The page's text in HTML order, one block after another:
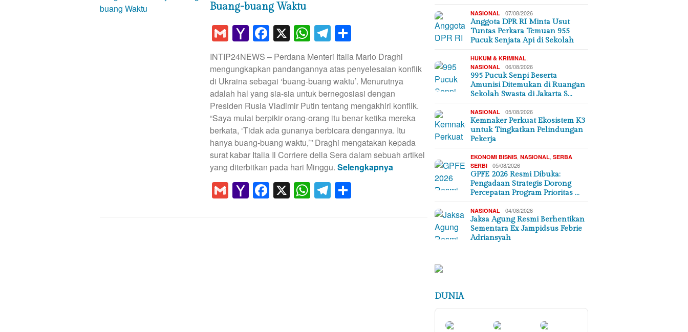
Buang-buang Waktu
GmailYahoo
Mail
Facebook
X WhatsApp
Telegram
INTIP24NEWS – Perdana Menteri Italia Mario Draghi
mengungkapkan pandangannya atas penyelesaian konflik
di Ukraina sebagai ‘buang-buang waktu’. Menurutnya
adalah hal yang sia-sia untuk bernegosiasi dengan
Presiden Rusia Vladimir Putin tentang mengakhiri konflik.
“Saya mulai berpikir orang-orang itu benar ketika mereka
berkata, ‘Tidak ada gunanya berbicara dengannya. Itu
hanya buang-buang waktu,’” Draghi mengatakan kepada
surat kabar Italia Il Corriere della Sera dalam sebuah artikel
yang diterbitkan pada hari Minggu. Selengkapnya
GmailYahoo
Mail
Facebook
X WhatsApp
Telegram
NASIONAL 07/08/2026
Anggota DPR RI Minta Usut
Tuntas Perkara Temuan 955
Pucuk Senjata Api di Sekolah
HUKUM & KRIMINAL
NASIONAL 06/08/2026
995 Pucuk Senpi Beserta
Amunisi Ditemukan di Ruangan
Sekolah Swasta di Jakarta S…
NASIONAL 05/08/2026
Kemnaker Perkuat Ekosistem K3
untuk Tingkatkan Pelindungan
Pekerja
EKONOMI BISNIS ,NASIONAL ,SERBA
SERBI
05/08/2026
GPFE 2026 Resmi Dibuka:
Pengadaan Strategis Dorong
Percepatan Program Prioritas …
NASIONAL 04/08/2026
Jaksa Agung Resmi Berhentikan
Sementara Ex Jampidsus Febrie
Adriansyah
DUNIA